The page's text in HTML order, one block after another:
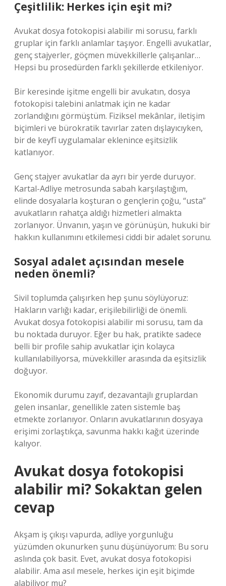
Çeşitlilik: Herkes için eşit mi?
Avukat dosya fotokopisi alabilir mi sorusu, farklı
gruplar için farklı anlamlar taşıyor. Engelli avukatlar,
genç stajyerler, göçmen müvekkillerle çalışanlar…
Hepsi bu prosedürden farklı şekillerde etkileniyor.
Bir keresinde işitme engelli bir avukatın, dosya
fotokopisi talebini anlatmak için ne kadar
zorlandığını görmüştüm. Fiziksel mekânlar, iletişim
biçimleri ve bürokratik tavırlar zaten dışlayıcıyken,
bir de keyfî uygulamalar eklenince eşitsizlik
katlanıyor.
Genç stajyer avukatlar da ayrı bir yerde duruyor.
Kartal-Adliye metrosunda sabah karşılaştığım,
elinde dosyalarla koşturan o gençlerin çoğu, “usta”
avukatların rahatça aldığı hizmetleri almakta
zorlanıyor. Ünvanın, yaşın ve görünüşün, hukuki bir
hakkın kullanımını etkilemesi ciddi bir adalet sorunu.
Sosyal adalet açısından mesele
neden önemli?
Sivil toplumda çalışırken hep şunu söylüyoruz:
Hakların varlığı kadar, erişilebilirliği de önemli.
Avukat dosya fotokopisi alabilir mi sorusu, tam da
bu noktada duruyor. Eğer bu hak, pratikte sadece
belli bir profile sahip avukatlar için kolayca
kullanılabiliyorsa, müvekkiller arasında da eşitsizlik
doğuyor.
Ekonomik durumu zayıf, dezavantajlı gruplardan
gelen insanlar, genellikle zaten sistemle baş
etmekte zorlanıyor. Onların avukatlarının dosyaya
erişimi zorlaştıkça, savunma hakkı kağıt üzerinde
kalıyor.
Avukat dosya fotokopisi
alabilir mi? Sokaktan gelen
cevap
Akşam iş çıkışı vapurda, adliye yorgunluğu
yüzümden okunurken şunu düşünüyorum: Bu soru
aslında çok basit. Evet, avukat dosya fotokopisi
alabilir. Ama asıl mesele, herkes için eşit biçimde
alabiliyor mu?